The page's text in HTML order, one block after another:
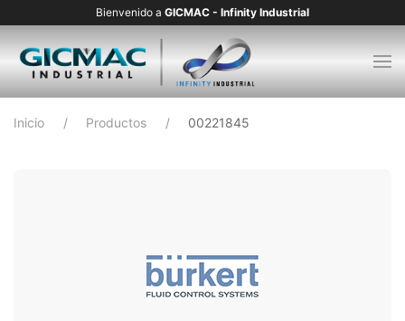
Bienvenido a GICMAC - Infinity Industrial
Inicio Productos 00221845